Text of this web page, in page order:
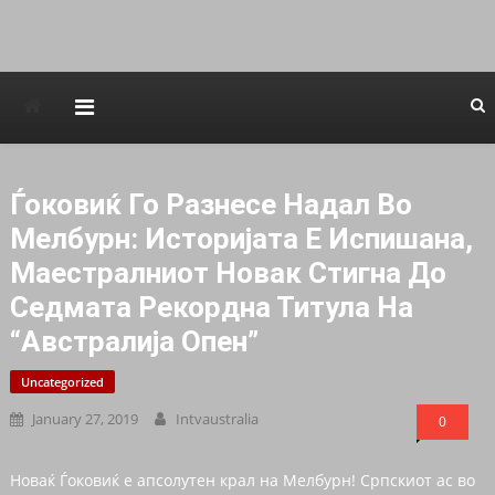
Ѓоковиќ Го Разнесе Надал Во
Мелбурн: Историјата Е Испишана,
Маестралниот Новак Стигна До
Седмата Рекордна Титула На
“Aвстралија Опен”
Uncategorized
January 27, 2019 Intvaustralia 0
Новаќ Ѓоковиќ е апсолутен крал на Мелбурн! Српскиот ас во